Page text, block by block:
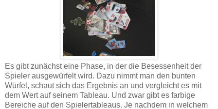
Es gibt zunächst eine Phase, in der die Besessenheit der
Spieler ausgewürfelt wird. Dazu nimmt man den bunten
Würfel, schaut sich das Ergebnis an und vergleicht es mit
dem Wert auf seinem Tableau. Und zwar gibt es farbige
Bereiche auf den Spielertableaus. Je nachdem in welchem